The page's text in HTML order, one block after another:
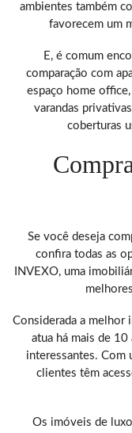
ambientes também
favorecem um
E, é comum
comparação com
espaço home office,
varandas
coberturas
Se você deseja
confira todas as
INVEXO, uma
Considerada a melhor
atua há mais de
interessantes. Com
clientes têm
Os imóveis de